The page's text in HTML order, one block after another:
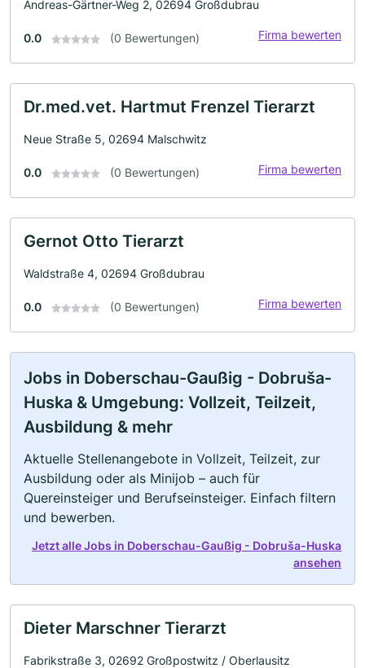
Andreas-Gärtner-Weg 2, 02694 Großdubrau
0.0 (0 Bewertungen) Firma bewerten
Dr.med.vet. Hartmut Frenzel Tierarzt
Neue Straße 5, 02694 Malschwitz
0.0 (0 Bewertungen) Firma bewerten
Gernot Otto Tierarzt
Waldstraße 4, 02694 Großdubrau
0.0 (0 Bewertungen) Firma bewerten
Jobs in Doberschau-Gaußig - Dobruša-
Huska & Umgebung: Vollzeit, Teilzeit,
Ausbildung & mehr
Aktuelle Stellenangebote in Vollzeit, Teilzeit, zur
Ausbildung oder als Minijob – auch für
Quereinsteiger und Berufseinsteiger. Einfach filtern
und bewerben.
Jetzt alle Jobs in Doberschau-Gaußig - Dobruša-Huska
ansehen
Dieter Marschner Tierarzt
Fabrikstraße 3, 02692 Großpostwitz / Oberlausitz